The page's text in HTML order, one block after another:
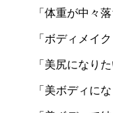
「体重が中々落
「ボディメイク
「美尻になりた
「美ボディにな